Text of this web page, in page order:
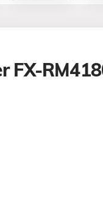
FX-